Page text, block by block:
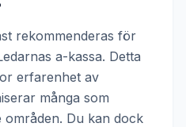
rekommenderas för
a-kassa. Detta
erfarenhet av
många som
Du kan dock